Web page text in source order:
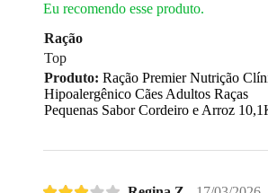
Eu recomendo esse produto.
Ração
Top
Produto: Ração Premier Nutrição
Hipoalergênico Cães Adultos Raças
Pequenas Sabor Cordeiro e Arroz